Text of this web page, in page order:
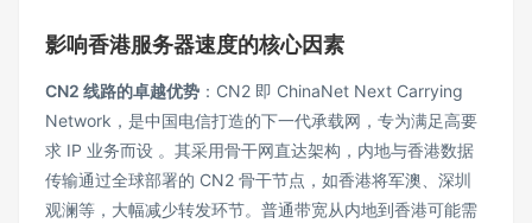
影响香港服务器速度的核心因素
CN2 线路的卓越优势 ：CN2 即 ChinaNet Next Carrying
Network，是中国电信打造的下一代承载网，专为满足高要
求 IP 业务而设 。其采用骨干网直达架构，内地与香港数据
传输通过全球部署的 CN2 骨干节点，如香港将军澳、深圳
观澜等，大幅减少转发环节。普通带宽从内地到香港可能需